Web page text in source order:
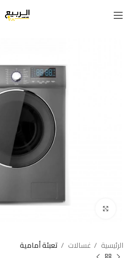
Click to enlarge
الرئيسية غسالات تعبئة أمامية